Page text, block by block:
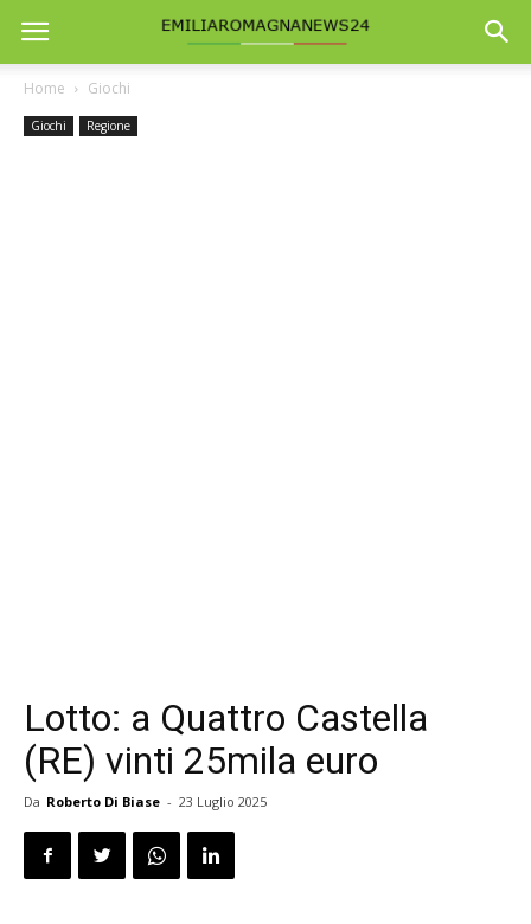
Home Giochi
Giochi Regione
Lotto: a Quattro Castella
(RE) vinti 25mila euro
Da Roberto Di Biase - 23 Luglio 2025